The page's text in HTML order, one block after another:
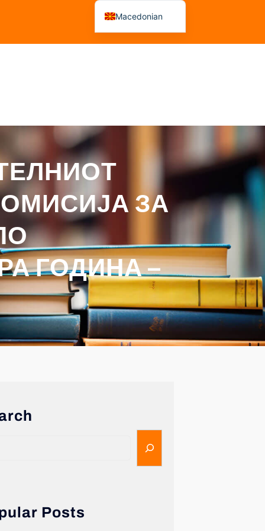
ЗА
ГОДИНА –
Posts
Macedonian
Albanian